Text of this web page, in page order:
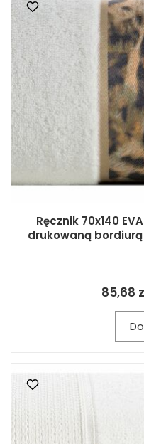
Ręcznik 70x140
drukowaną
85,68